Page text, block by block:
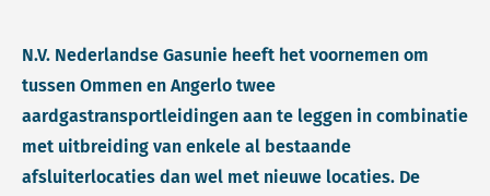
N.V. Nederlandse Gasunie heeft het voornemen om
tussen Ommen en Angerlo twee
aardgastransportleidingen aan te leggen in combinatie
met uitbreiding van enkele al bestaande
afsluiterlocaties dan wel met nieuwe locaties. De